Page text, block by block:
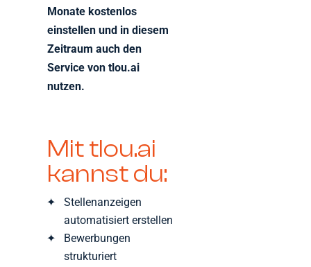
Monate kostenlos
einstellen und in diesem
Zeitraum auch den
Service von tlou.ai
nutzen.
Mit tlou.ai
kannst du:
Stellenanzeigen
automatisiert erstellen
Bewerbungen
strukturiert